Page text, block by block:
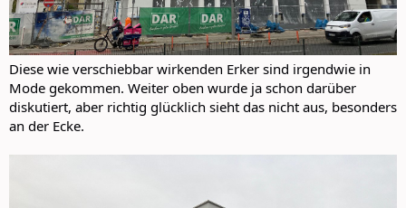
Diese wie verschiebbar wirkenden Erker sind irgendwie in
Mode gekommen. Weiter oben wurde ja schon darüber
diskutiert, aber richtig glücklich sieht das nicht aus, besonders
an der Ecke.